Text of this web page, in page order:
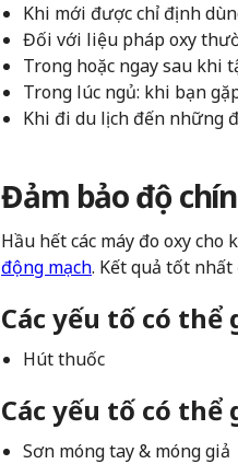
Khi mới được chỉ định
Đối với liệu pháp oxy
Trong hoặc ngay sau khi
Trong lúc ngủ: khi bạn
Khi đi du lịch đến những
Đảm bảo độ
Hầu hết các máy đo oxy cho
động mạch. Kết quả tốt
Các yếu tố có
Hút thuốc
Các yếu tố có
Sơn móng tay & móng giả